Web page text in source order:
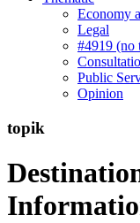
Economy
Legal
#4919 (no
Public
Opinion
topik